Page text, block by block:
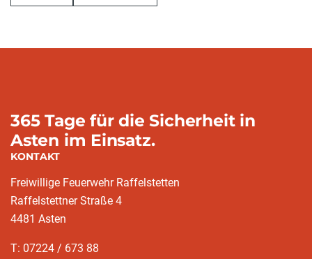
365 Tage für die Sicherheit in
Asten im Einsatz.
KONTAKT
Freiwillige Feuerwehr Raffelstetten
Raffelstettner Straße 4
4481 Asten
T: 07224 / 673 88